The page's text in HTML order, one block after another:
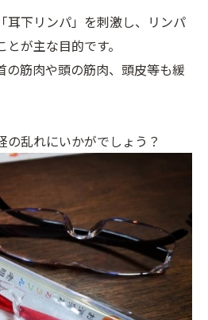
耳下リンパ」を刺激し、リンパ
が主な目的です。
の筋肉や頭の筋肉、頭皮等も緩
乱れにいかがでしょう？